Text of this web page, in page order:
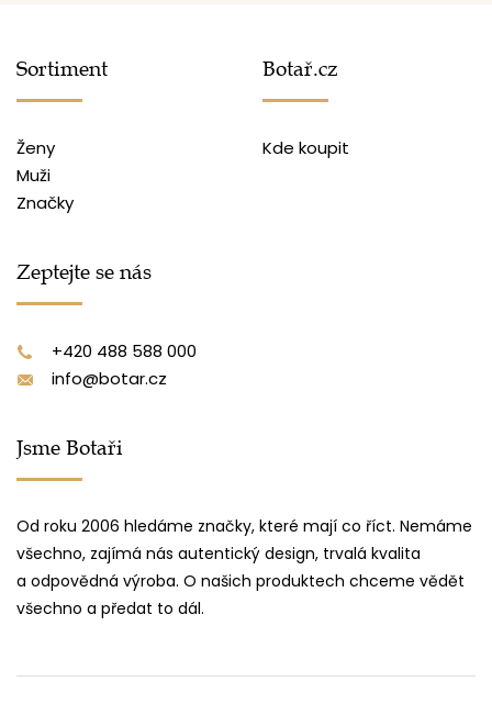
Sortiment
Ženy
Muži
Značky
Botař.cz
Kde koupit
Zeptejte se nás
+420 488 588 000
info@botar.cz
Jsme Botaři
Od roku 2006 hledáme značky, které mají co říct. Nemáme
všechno, zajímá nás autentický design, trvalá kvalita
a odpovědná výroba. O našich produktech chceme vědět
všechno a předat to dál.